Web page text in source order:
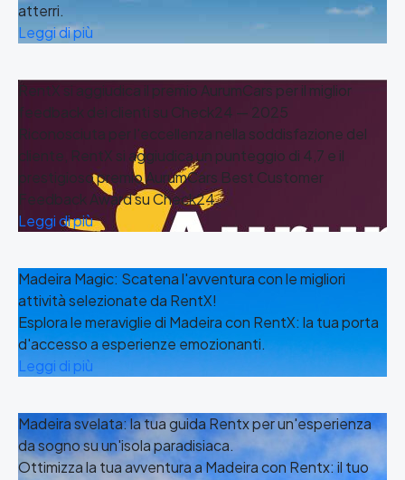
atterri.
Leggi di più
RentX si aggiudica il premio AurumCars per il miglior
feedback dei clienti su Check24 — 2025
Riconosciuta per l'eccellenza nella soddisfazione del
cliente, RentX si aggiudica un punteggio di 4,7 e il
prestigioso premio AurumCars Best Customer
Feedback Award su Check24.
Leggi di più
Madeira Magic: Scatena l'avventura con le migliori
attività selezionate da RentX!
Esplora le meraviglie di Madeira con RentX: la tua porta
d'accesso a esperienze emozionanti.
Leggi di più
Madeira svelata: la tua guida Rentx per un'esperienza
da sogno su un'isola paradisiaca.
Ottimizza la tua avventura a Madeira con Rentx: il tuo